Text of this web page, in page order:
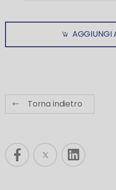
AGGIUNGI
Torna indietro